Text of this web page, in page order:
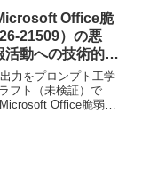
合や、起動時...
Office脆
21509）の悪
活動への技術的対
力をプロンプト工学
フト（未検証）で
Office脆弱性